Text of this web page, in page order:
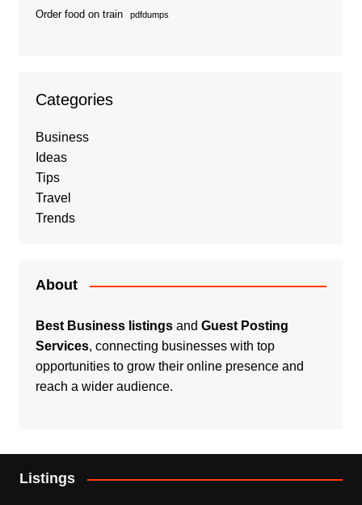
Order food on train pdfdumps
Categories
Business
Ideas
Tips
Travel
Trends
About
Best Business listingsand Guest Posting
Services, connecting businesses with top
opportunities to grow their online presence and
reach a wider audience.
Listings